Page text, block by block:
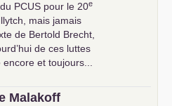
PCUS pour le 20e
mais jamais
de Bertold Brecht,
de ces luttes
encore et toujours...
Malakoff